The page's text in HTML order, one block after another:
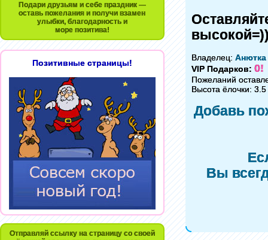
Подари друзьям и себе праздник —
оставь пожелания и получи взамен
улыбки, благодарность и
море позитива!
Позитивные страницы!
Отправляй ссылку на страницу со своей
Владелец: Анютка
VIP Подарков: 0!
Пожеланий
Высота ёлочки:
Добавь
Вы